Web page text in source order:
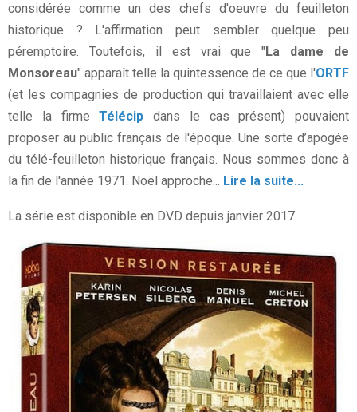
considérée comme un des chefs d'oeuvre du feuilleton
historique ? L'affirmation peut sembler quelque peu
péremptoire. Toutefois, il est vrai que "La dame de
Monsoreau" apparaît telle la quintessence de ce que l'ORTF
(et les compagnies de production qui travaillaient avec elle
telle la firmeTélécip dans le cas présent) pouvaient
proposer au public français de l'époque. Une sorte d’apogée
du télé-feuilleton historique français. Nous sommes donc à
la fin de l'année 1971. Noël approche... Lire la suite...
La série est disponible en DVD depuis janvier 2017.